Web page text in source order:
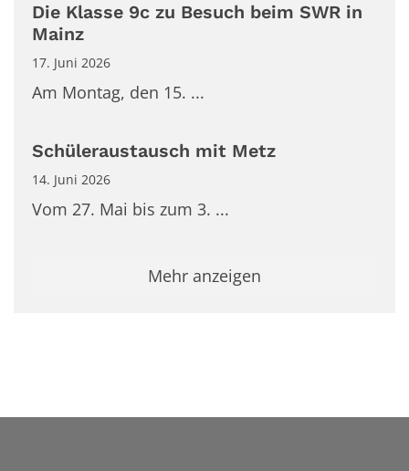
Die Klasse 9c zu Besuch beim SWR in
Mainz
17. Juni 2026
Am Montag, den 15. ...
Schüleraustausch mit Metz
14. Juni 2026
Vom 27. Mai bis zum 3. ...
Mehr anzeigen